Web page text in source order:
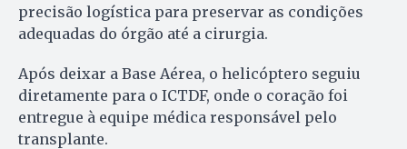
precisão logística para preservar as condições
adequadas do órgão até a cirurgia.
Após deixar a Base Aérea, o helicóptero seguiu
diretamente para o ICTDF, onde o coração foi
entregue à equipe médica responsável pelo
transplante.